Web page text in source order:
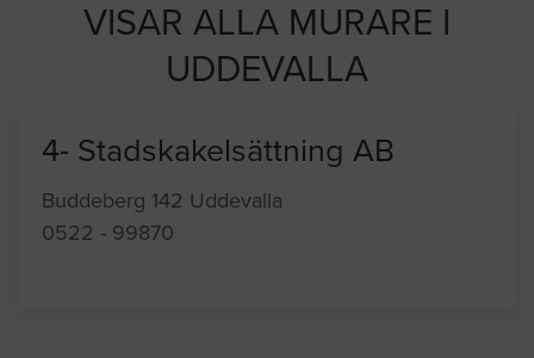
VISAR ALLA MURARE I
UDDEVALLA
4- Stadskakelsättning AB
Buddeberg 142 Uddevalla
0522 - 99870